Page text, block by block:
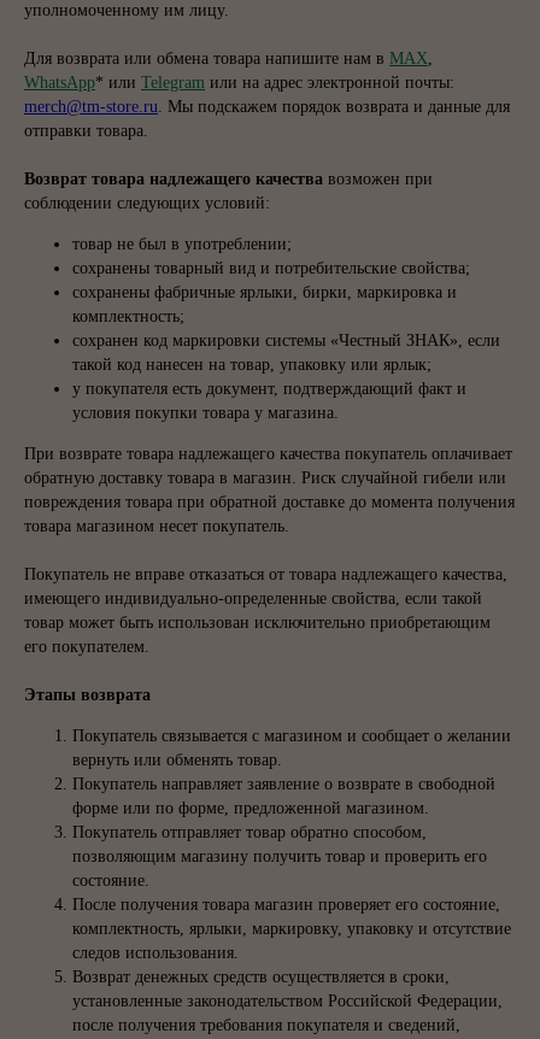
уполномоченному им лицу.
Для возврата или обмена товара напишите нам в MAX,
WhatsApp* или Telegram или на адрес электронной почты:
merch@tm-store.ru. Мы подскажем порядок возврата и данные для
отправки товара.
Возврат товара надлежащего качества возможен при
соблюдении следующих условий:
товар не был в употреблении;
сохранены товарный вид и потребительские свойства;
сохранены фабричные ярлыки, бирки, маркировка и
комплектность;
сохранен код маркировки системы «Честный ЗНАК», если
такой код нанесен на товар, упаковку или ярлык;
у покупателя есть документ, подтверждающий факт и
условия покупки товара у магазина.
При возврате товара надлежащего качества покупатель оплачивает
обратную доставку товара в магазин. Риск случайной гибели или
повреждения товара при обратной доставке до момента получения
товара магазином несет покупатель.
Покупатель не вправе отказаться от товара надлежащего качества,
имеющего индивидуально-определенные свойства, если такой
товар может быть использован исключительно приобретающим
его покупателем.
Этапы возврата
Покупатель связывается с магазином и сообщает о желании
вернуть или обменять товар.
Покупатель направляет заявление о возврате в свободной
форме или по форме, предложенной магазином.
Покупатель отправляет товар обратно способом,
позволяющим магазину получить товар и проверить его
состояние.
После получения товара магазин проверяет его состояние,
комплектность, ярлыки, маркировку, упаковку и отсутствие
следов использования.
Возврат денежных средств осуществляется в сроки,
установленные законодательством Российской Федерации,
после получения требования покупателя и сведений,